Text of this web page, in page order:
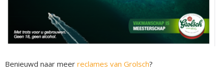
Benieuwd naar meer reclames van Grolsch?